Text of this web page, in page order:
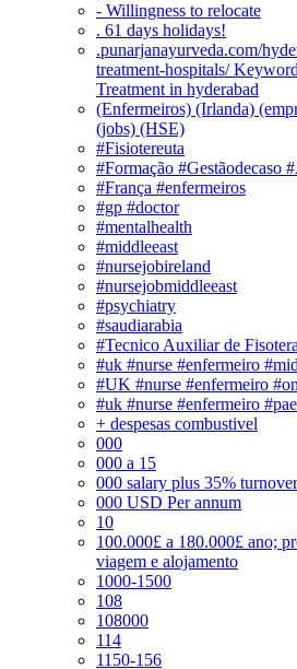
- Willingness to relocate
. 61 days holidays!
.punarjanayurveda.com/
treatment-hospitals/
Treatment in hyderabad
(Enfermeiros) (Irlanda)
(jobs) (HSE)
#Fisiotereuta
#Formação #Gestãodecaso
#França #enfermeiros
#gp #doctor
#mentalhealth
#middleeast
#nursejobireland
#nursejobmiddleeast
#psychiatry
#saudiarabia
#Tecnico Auxiliar de
#uk #nurse #enfermeiro
#UK #nurse #enfermeiro
#uk #nurse #enfermeiro
+ despesas combustivel
000
000 a 15
000 salary plus 35% turnover
000 USD Per annum
10
100.000£ a 180.000£ ano;
viagem e alojamento
1000-1500
108
108000
114
1150-156